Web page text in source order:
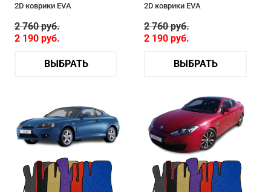
2D коврики EVA
2 760руб.
2 190 руб.
ВЫБРАТЬ
2D коврики EVA
2 760руб.
2 190 руб.
ВЫБРАТЬ